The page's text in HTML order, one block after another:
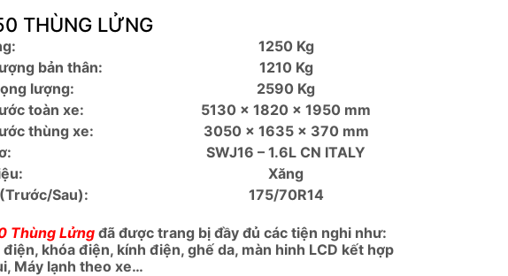
THÙNG LỬNG
1250 Kg
bản thân:
1210 Kg
lượng:
2590 Kg
toàn xe:
5130 x 1820 x 1950 mm
thùng xe:
3050 x 1635 x 370 mm
SWJ16 – 1.6L CN ITALY
Xăng
Sau):
175/70R14
Thùng Lửngđã được trang bị đầy đủ các tiện nghi như:
khóa điện, kính điện, ghế da, màn hinh LCD kết hợp
Máy lạnh theo xe…